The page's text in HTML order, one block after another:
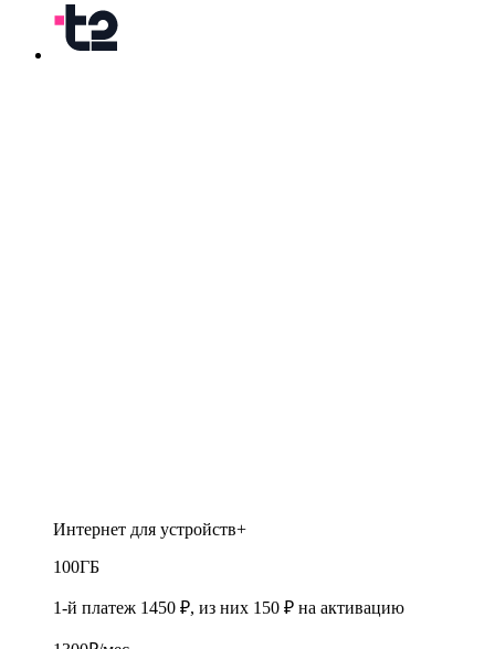
Интернет для устройств+
100ГБ
1-й платеж 1450 ₽, из них 150 ₽ на активацию